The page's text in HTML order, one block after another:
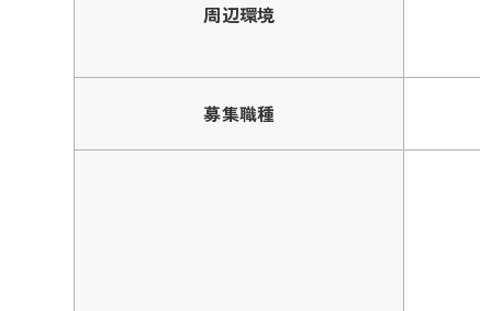
周辺環境
募集職種